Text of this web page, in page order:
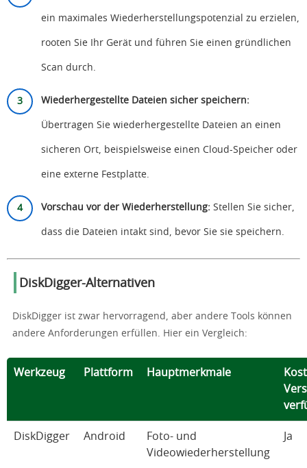
ein maximales Wiederherstellungspotenzial zu erzielen,
rooten Sie Ihr Gerät und führen Sie einen gründlichen
Scan durch.
Wiederhergestellte Dateien sicher speichern:
Übertragen Sie wiederhergestellte Dateien an einen
sicheren Ort, beispielsweise einen Cloud-Speicher oder
eine externe Festplatte.
Vorschau vor der Wiederherstellung: Stellen Sie sicher,
dass die Dateien intakt sind, bevor Sie sie speichern.
DiskDigger-Alternativen
DiskDigger ist zwar hervorragend, aber andere Tools können
andere Anforderungen erfüllen. Hier ein Vergleich:
Werkzeug Plattform Hauptmerkmale
DiskDigger Android
Foto- und
Videowiederherstellung
Ja